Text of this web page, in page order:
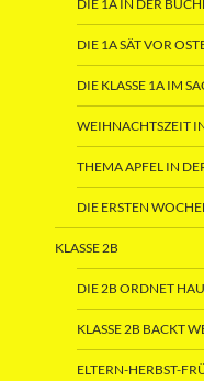
DIE 1A IN DER
DIE 1A SÄT VOR
DIE KLASSE 1A IM
WEIHNACHTSZEIT
THEMA APFEL IN
DIE ERSTEN
KLASSE 2B
DIE 2B ORDNET
KLASSE 2B BACKT
ELTERN-HERBST-